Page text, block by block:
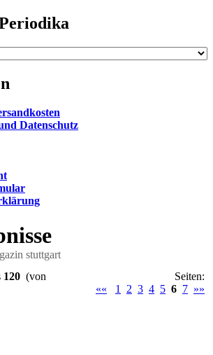
Datenschutz
stuttgart
120 (von
Seiten:
««
1 2 3 4 5 6 7 »»